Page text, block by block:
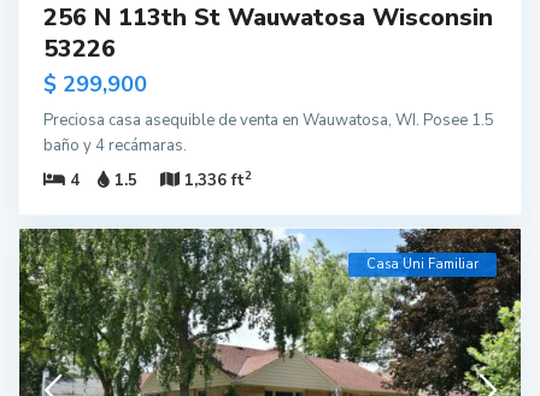
256 N 113th St Wauwatosa Wisconsin
53226
$ 299,900
Preciosa casa asequible de venta en Wauwatosa, WI. Posee 1.5
baño y 4 recámaras.
4
1.5 1,336 ft2
Casa Uni Familiar